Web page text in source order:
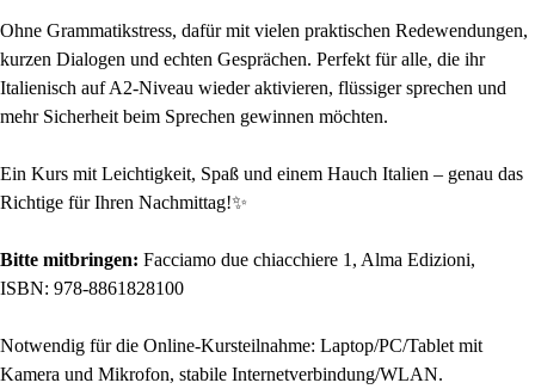
Ohne Grammatikstress, dafür mit vielen praktischen Redewendungen,
kurzen Dialogen und echten Gesprächen. Perfekt für alle, die ihr
Italienisch auf A2-Niveau wieder aktivieren, flüssiger sprechen und
mehr Sicherheit beim Sprechen gewinnen möchten.
Ein Kurs mit Leichtigkeit, Spaß und einem Hauch Italien – genau das
Richtige für Ihren Nachmittag!✨
Bitte mitbringen: Facciamo due chiacchiere 1, Alma Edizioni,
ISBN: 978-8861828100
Notwendig für die Online-Kursteilnahme: Laptop/PC/Tablet mit
Kamera und Mikrofon, stabile Internetverbindung/WLAN.